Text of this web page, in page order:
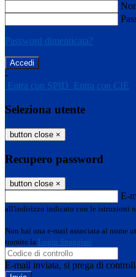
Password dimenticata?
-
Entra con SPID Entra con CIE
Seleziona utente
button close ×
Recupero password
button close ×
E-
all'indirizzo indicato con le istruzioni
Non hai una e-mail associata al nome
tramite la Login Spaggiari
E-mail inviata, si prega di